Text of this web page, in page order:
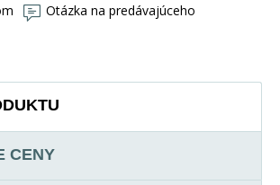
Otázka na predávajúceho
CENY